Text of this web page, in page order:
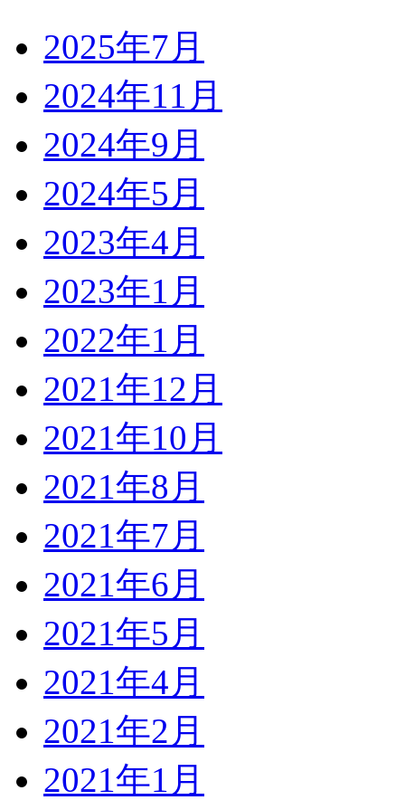
2025年7月
2024年11月
2024年9月
2024年5月
2023年4月
2023年1月
2022年1月
2021年12月
2021年10月
2021年8月
2021年7月
2021年6月
2021年5月
2021年4月
2021年2月
2021年1月